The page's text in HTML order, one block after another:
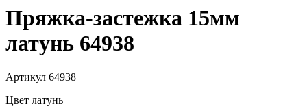
Пряжка-застежка 15мм
латунь 64938
Артикул 64938
Цвет латунь